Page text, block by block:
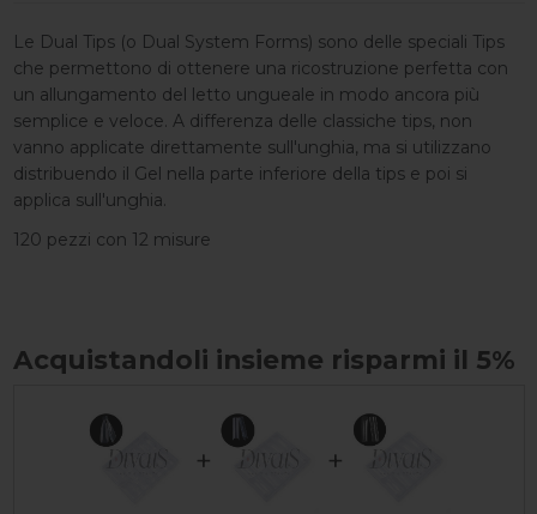
Le Dual Tips (o Dual System Forms) sono delle speciali Tips
che permettono di ottenere una ricostruzione perfetta con
un allungamento del letto ungueale in modo ancora più
semplice e veloce. A differenza delle classiche tips, non
vanno applicate direttamente sull'unghia, ma si utilizzano
distribuendo il Gel nella parte inferiore della tips e poi si
applica sull'unghia.
120 pezzi con 12 misure
Acquistandoli insieme risparmi il 5%
+ +